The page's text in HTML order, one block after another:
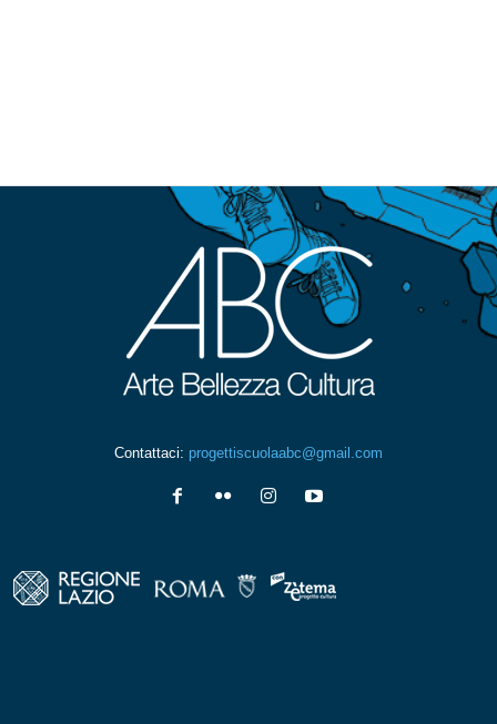
Contattaci: progettiscuolaabc@gmail.com